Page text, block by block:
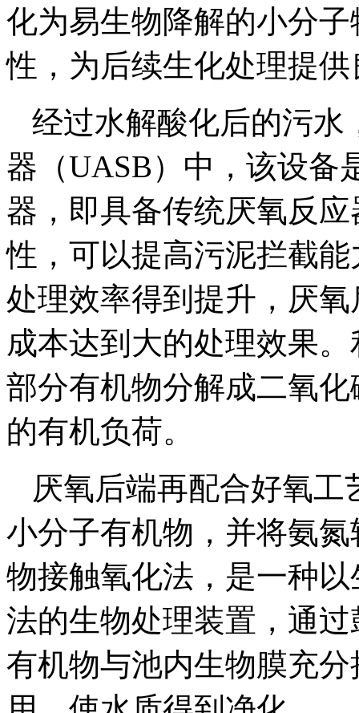
化为易生物降解的小分
性，为后续生化处理提
经过水解酸化后的污水
器（UASB）中，该设备
器，即具备传统厌氧反
性，可以提高污泥拦截
处理效率得到提升，厌
成本达到大的处理效果
部分有机物分解成二氧
的有机负荷。
厌氧后端再配合好氧
小分子有机物，并将氨
物接触氧化法，是一种
法的生物处理装置，通
有机物与池内生物膜充